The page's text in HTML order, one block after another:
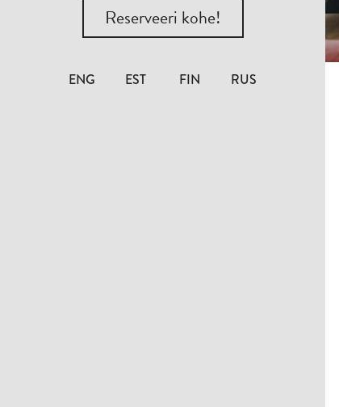
Reserveeri kohe!
ENG EST FIN RUS